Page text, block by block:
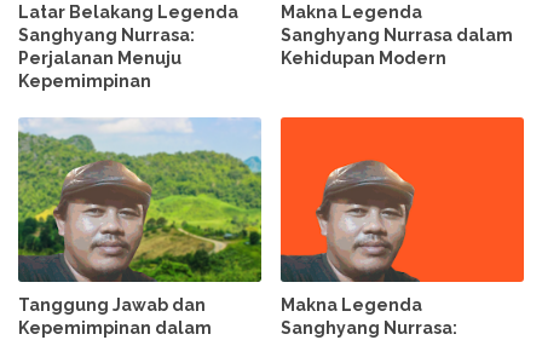
Latar Belakang Legenda
Sanghyang Nurrasa:
Perjalanan Menuju
Kepemimpinan
Makna Legenda
Sanghyang Nurrasa dalam
Kehidupan Modern
Tanggung Jawab dan
Kepemimpinan dalam
Makna Legenda
Sanghyang Nurrasa: